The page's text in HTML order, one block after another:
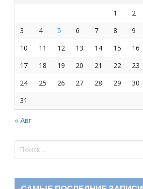
1
2
3
4 5 6 7 8
9
10
11 12 13 14 15
16
17
18 19 20 21 22
23
24
25 26 27 28 29
30
31
« Авг